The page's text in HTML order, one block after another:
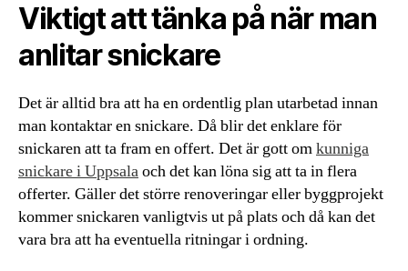
Viktigt att tänka på när man
anlitar snickare
Det är alltid bra att ha en ordentlig plan utarbetad innan
man kontaktar en snickare. Då blir det enklare för
snickaren att ta fram en offert. Det är gott omkunniga
snickare i Uppsalaoch det kan löna sig att ta in flera
offerter. Gäller det större renoveringar eller byggprojekt
kommer snickaren vanligtvis ut på plats och då kan det
vara bra att ha eventuella ritningar i ordning.